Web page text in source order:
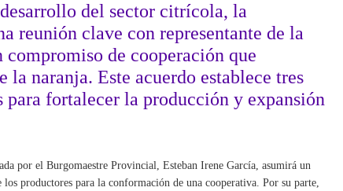
del sector citrícola, la
reunión clave con representante de la
de cooperación que
naranja. Este acuerdo establece tres
para fortalecer la producción y expansión
por el Burgomaestre Provincial, Esteban Irene García, asumirá un
productores para la conformación de una cooperativa. Por su parte,